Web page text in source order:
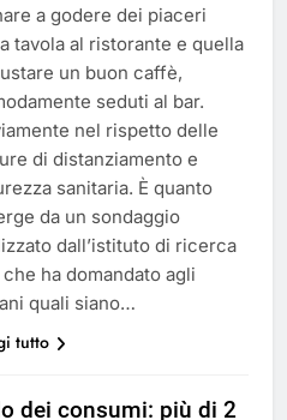
a godere dei piaceri
tavola al ristorante e quella
un buon caffè,
seduti al bar.
nel rispetto delle
di distanziamento e
sanitaria. È quanto
da un sondaggio
dall’istituto di ricerca
che ha domandato agli
quali siano…
tutto
dei consumi: più di 2